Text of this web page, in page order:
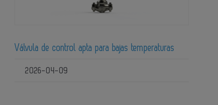
Válvula de control apta para bajas temperaturas
2026-04-09